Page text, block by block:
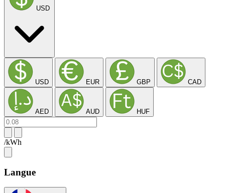
USD
USD EUR GBP CAD
AED AUD HUF
/kWh
Langue